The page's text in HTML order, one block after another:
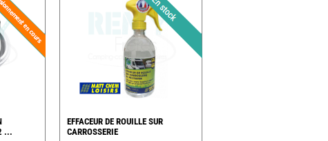
...
EFFACEUR DE ROUILLE SUR
CARROSSERIE